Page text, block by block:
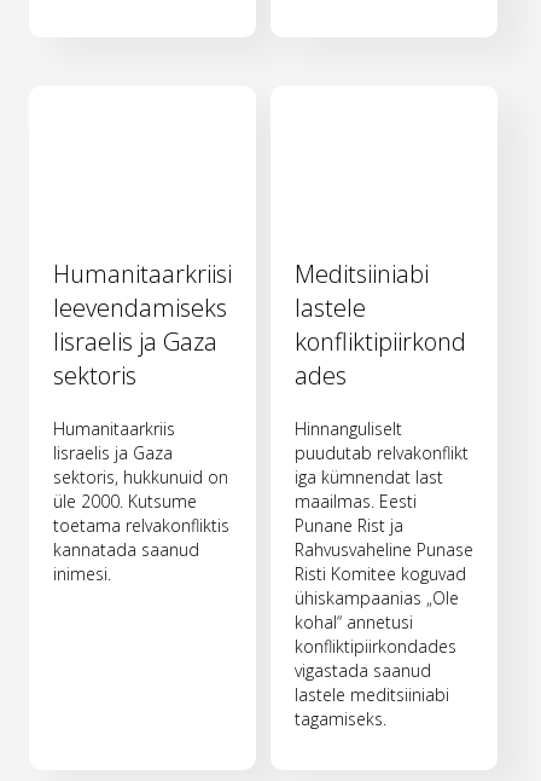
Humanitaarkriisi
leevendamiseks
Iisraelis ja Gaza
sektoris
Humanitaarkriis
Iisraelis ja Gaza
sektoris, hukkunuid on
üle 2000. Kutsume
toetama relvakonfliktis
kannatada saanud
inimesi.
Meditsiiniabi
lastele
konfliktipiirkond
ades
Hinnanguliselt
puudutab relvakonflikt
iga kümnendat last
maailmas. Eesti
Punane Rist ja
Rahvusvaheline Punase
Risti Komitee koguvad
ühiskampaanias „Ole
kohal“ annetusi
konfliktipiirkondades
vigastada saanud
lastele meditsiiniabi
tagamiseks.